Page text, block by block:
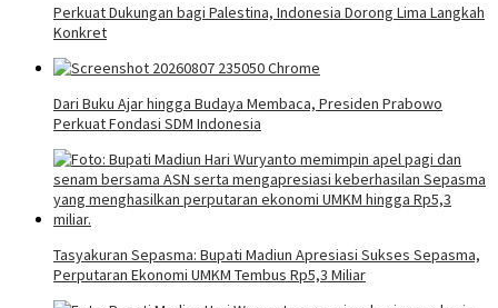
Perkuat Dukungan bagi Palestina, Indonesia Dorong Lima Langkah
Konkret
Dari Buku Ajar hingga Budaya Membaca, Presiden Prabowo
Perkuat Fondasi SDM Indonesia
Tasyakuran Sepasma: Bupati Madiun Apresiasi Sukses Sepasma,
Perputaran Ekonomi UMKM Tembus Rp5,3 Miliar